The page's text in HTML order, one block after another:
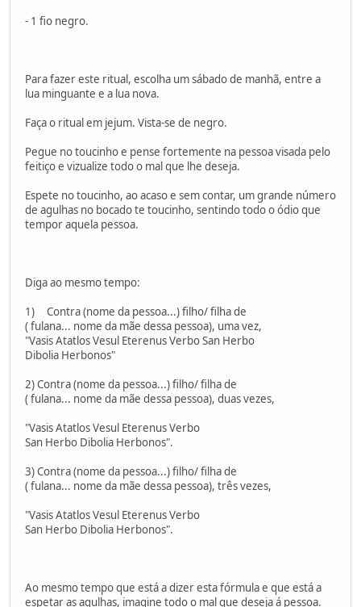
- 1 fio negro.
Para fazer este ritual, escolha um sábado de manhã, entre a
lua minguante e a lua nova.
Faça o ritual em jejum. Vista-se de negro.
Pegue no toucinho e pense fortemente na pessoa visada pelo
feitiço e vizualize todo o mal que lhe deseja.
Espete no toucinho, ao acaso e sem contar, um grande número
de agulhas no bocado te toucinho, sentindo todo o ódio que
tempor aquela pessoa.
Diga ao mesmo tempo:
1) Contra (nome da pessoa...) filho/ filha de
( fulana... nome da mãe dessa pessoa), uma vez,
"Vasis Atatlos Vesul Eterenus Verbo San Herbo
Dibolia Herbonos"
2) Contra (nome da pessoa...) filho/ filha de
( fulana... nome da mãe dessa pessoa), duas vezes,
"Vasis Atatlos Vesul Eterenus Verbo
San Herbo Dibolia Herbonos".
3) Contra (nome da pessoa...) filho/ filha de
( fulana... nome da mãe dessa pessoa), três vezes,
"Vasis Atatlos Vesul Eterenus Verbo
San Herbo Dibolia Herbonos".
Ao mesmo tempo que está a dizer esta fórmula e que está a
espetar as agulhas, imagine todo o mal que deseja á pessoa.